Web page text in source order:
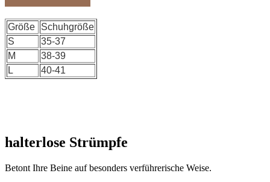
Größe
Schuhgröße
S
35-37
M
38-39
L
40-41
halterlose Strümpfe
Betont Ihre Beine auf besonders verführerische Weise.